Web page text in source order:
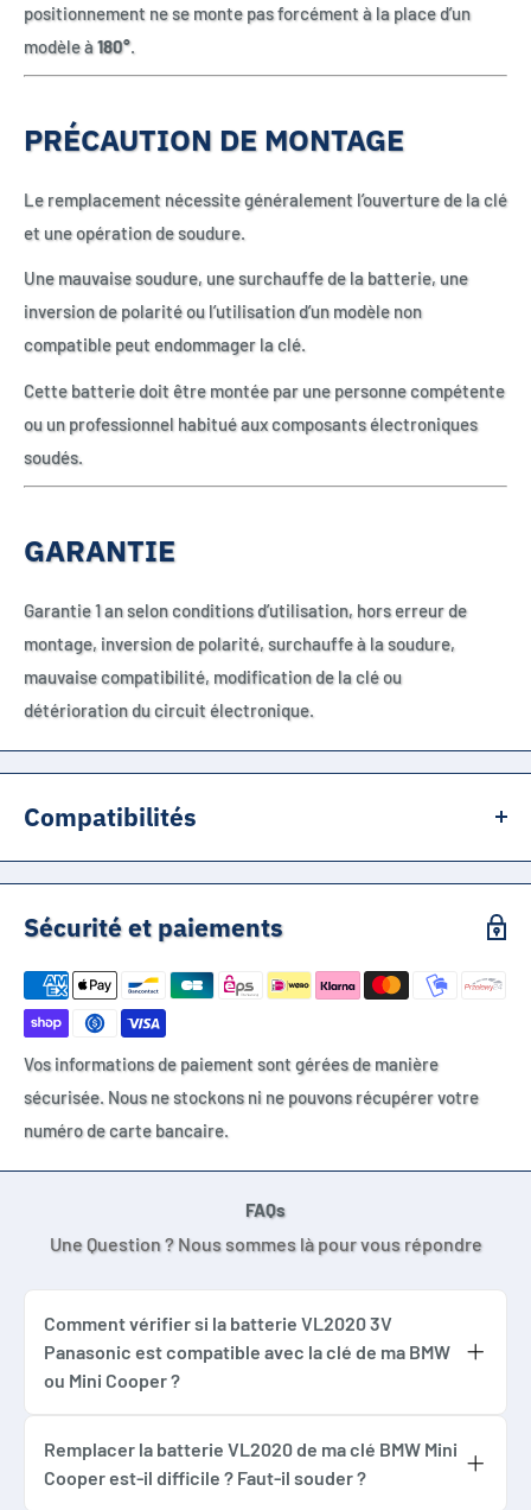
positionnement ne se monte pas forcément à la place d’un
modèle à180°.
PRÉCAUTION DE MONTAGE
Le remplacement nécessite généralement l’ouverture de la clé
et une opération de soudure.
Une mauvaise soudure, une surchauffe de la batterie, une
inversion de polarité ou l’utilisation d’un modèle non
compatible peut endommager la clé.
Cette batterie doit être montée par une personne compétente
ou un professionnel habitué aux composants électroniques
soudés.
GARANTIE
Garantie 1 an selon conditions d’utilisation, hors erreur de
montage, inversion de polarité, surchauffe à la soudure,
mauvaise compatibilité, modification de la clé ou
détérioration du circuit électronique.
Compatibilités
E46
E53
E60
E61
E81
E82
E90
E91
MINI
Mini Cooper R55
Sécurité et paiements
Vos informations de paiement sont gérées de manière
sécurisée. Nous ne stockons ni ne pouvons récupérer votre
numéro de carte bancaire.
FAQs
Une Question ? Nous sommes là pour vous répondre
Comment vérifier si la batterie VL2020 3V
Panasonic est compatible avec la clé de ma BMW
ou Mini Cooper ?
adaptée à votre clé BMW ou Mini Cooper, il
suffit d’ouvrir votre clé et de vérifier la
Remplacer la batterie VL2020 de ma clé BMW Mini
Cooper est-il difficile ? Faut-il souder ?